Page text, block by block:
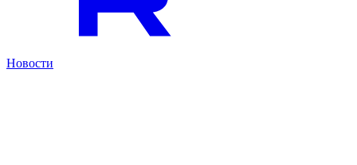
Новости